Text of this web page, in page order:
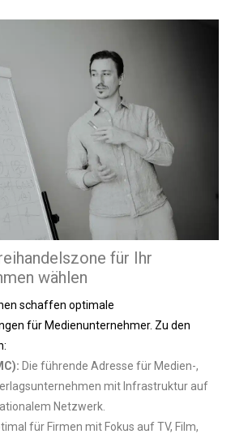
für Ihr
wählen
schaffen optimale
für Medienunternehmer. Zu den
Die führende Adresse für Medien-,
mit Infrastruktur auf
Netzwerk.
für Firmen mit Fokus auf TV, Film,